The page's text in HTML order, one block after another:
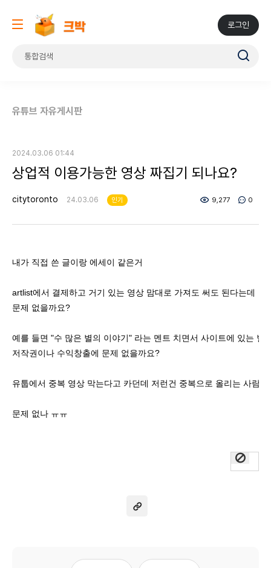
로그인
유튜브 자유게시판
2024.03.06 01:44
상업적 이용가능한 영상 짜집기 되나요?
citytoronto 24.03.06 인기 9,277 0
내가 직접 쓴 글이랑 에세이 같은거
artlist에서 결제하고 거기 있는 영상 맘대로 가져도 써도 된다는데
문제 없을까요?
예를 들면 "수 많은 별의 이야기" 라는 멘트 치면서 사이트에 있는 별
저작권이나 수익창출에 문제 없을까요?
유툽에서 중복 영상 막는다고 카던데 저런건 중복으로 올리는 사람
문제 없나 ㅠㅠ